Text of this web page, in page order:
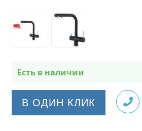
Есть в наличии
В ОДИН КЛИК